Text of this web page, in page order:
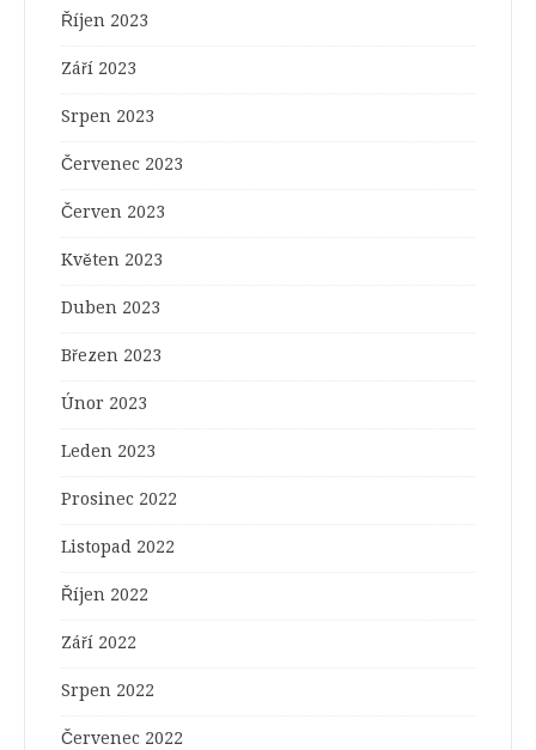
Říjen 2023
Září 2023
Srpen 2023
Červenec 2023
Červen 2023
Květen 2023
Duben 2023
Březen 2023
Únor 2023
Leden 2023
Prosinec 2022
Listopad 2022
Říjen 2022
Září 2022
Srpen 2022
Červenec 2022